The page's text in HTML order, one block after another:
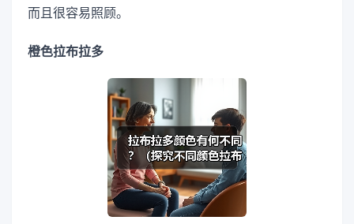
而且很容易照顾。
橙色拉布拉多